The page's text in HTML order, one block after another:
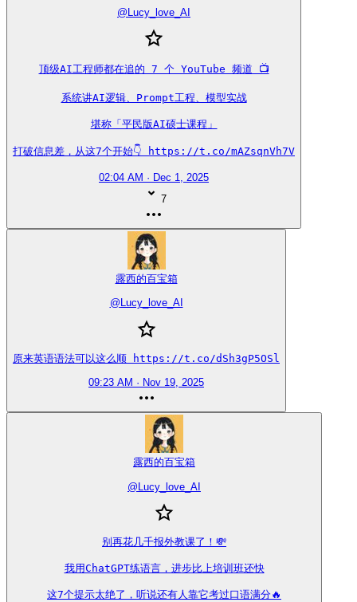
@ Lucy_love_AI
顶级AI工程师都在追的 7 个 YouTube 频道 📺
系统讲AI逻辑、Prompt工程、模型实战
堪称「平民版AI硕士课程」
打破信息差，从这7个开始👇 https://t.co/mAZsqnVh7V
02:04 AM · Dec 1, 2025
7
露西的百宝箱
@ Lucy_love_AI
原来英语语法可以这么顺 https://t.co/dSh3gP5OSl
09:23 AM · Nov 19, 2025
露西的百宝箱
@ Lucy_love_AI
别再花几千报外教课了！💸
我用ChatGPT练语言，进步比上培训班还快
这7个提示太绝了，听说还有人靠它考过口语满分🔥